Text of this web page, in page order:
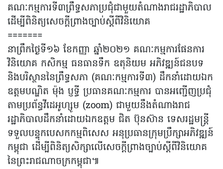
គណៈកម្មការទី៣ព្រឹទ្ធសភាប្រជុំជាមួយតំណាងរាជរដ្ឋាភិបាល
ដើម្បីពិនិត្យសេចក្តីព្រាងច្បាប់ស្តីពីវិនិយោគ
=======
នាព្រឹកថ្ងៃទី១៦ ខែកញ្ញា ឆ្នាំ២០២១ គណៈកម្មការផែនការ
វិនិយោគ កសិកម្ម ធនធានទឹក ឧតុនិយម អភិវឌ្ឍន៍ជនបទ
និងបរិស្ថាននៃព្រឹទ្ធសភា (គណៈកម្មការទី៣) ដឹកនាំដោយឯក
ឧត្តមបណ្ឌិត ម៉ុង ប្ញទ្ធី ប្រធានគណៈកម្មការ បានអញ្ជើញប្រជុំ
តាមប្រព័ន្ធវីដេអូហ្សូម (zoom) ជាមួយនឹងតំណាងរាជ
រដ្ឋាភិបាលដឹកនាំដោយឯកឧត្តម ជិត ប៊ុនស៊ាន ទេសរដ្ឋមន្ត្រី
ទទួលបន្ទុកបេសកកម្មពិសេស អនុប្រធានក្រុមប្រឹក្សាអភិវឌ្ឍន៍
កម្ពុជា ដើម្បីពិនិត្យសិក្សាលើសេចក្ដីព្រាងច្បាប់ស្តីពីវិនិយោគ
នៃព្រះរាជណាចក្រកម្ពុជា៕